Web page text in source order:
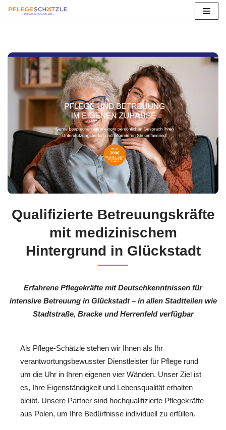
springen
Qualifizierte Betreuungskräfte
mit medizinischem
Hintergrund in Glückstadt
Erfahrene Pflegekräfte mit Deutschkenntnissen für
intensive Betreuung in Glückstadt – in allen Stadtteilen wie
Stadtstraße, Bracke und Herrenfeld verfügbar
Als Pflege-Schätzle stehen wir Ihnen als Ihr
verantwortungsbewusster Dienstleister für Pflege rund
um die Uhr in Ihren eigenen vier Wänden. Unser Ziel ist
es, Ihre Eigenständigkeit und Lebensqualität erhalten
bleibt. Unsere Partner sind hochqualifizierte Pflegekräfte
aus Polen, um Ihre Bedürfnisse individuell zu erfüllen.